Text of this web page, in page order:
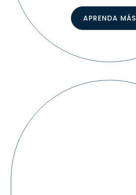
APRENDA MÁS